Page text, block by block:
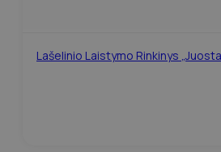
Lašelinio Laistymo Rinkinys